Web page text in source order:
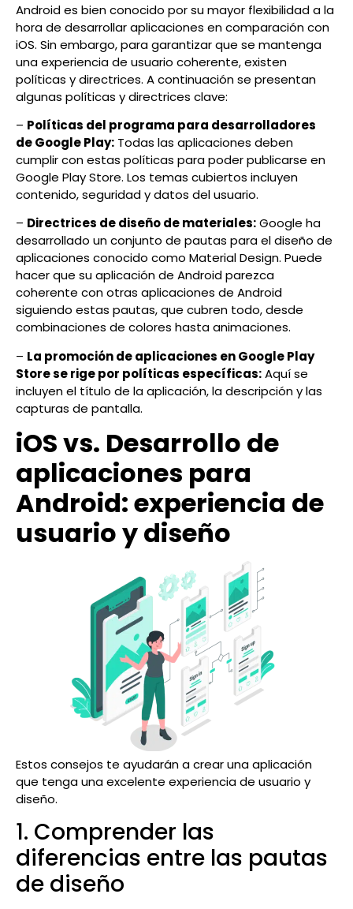
Android es bien conocido por su mayor flexibilidad a la
hora de desarrollar aplicaciones en comparación con
iOS. Sin embargo, para garantizar que se mantenga
una experiencia de usuario coherente, existen
políticas y directrices. A continuación se presentan
algunas políticas y directrices clave:
– Políticas del programa para desarrolladores
de Google Play: Todas las aplicaciones deben
cumplir con estas políticas para poder publicarse en
Google Play Store. Los temas cubiertos incluyen
contenido, seguridad y datos del usuario.
– Directrices de diseño de materiales:Google ha
desarrollado un conjunto de pautas para el diseño de
aplicaciones conocido como Material Design. Puede
hacer que su aplicación de Android parezca
coherente con otras aplicaciones de Android
siguiendo estas pautas, que cubren todo, desde
combinaciones de colores hasta animaciones.
– La promoción de aplicaciones en Google Play
Store se rige por políticas específicas:Aquí se
incluyen el título de la aplicación, la descripción y las
capturas de pantalla.
iOS vs. Desarrollo de
aplicaciones para
Android: experiencia de
usuario y diseño
Estos consejos te ayudarán a crear una aplicación
que tenga una excelente experiencia de usuario y
diseño.
1. Comprender las
diferencias entre las pautas
de diseño